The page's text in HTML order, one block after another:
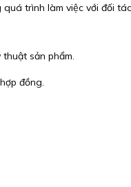
trình làm việc với đối
sản phẩm.
đồng.